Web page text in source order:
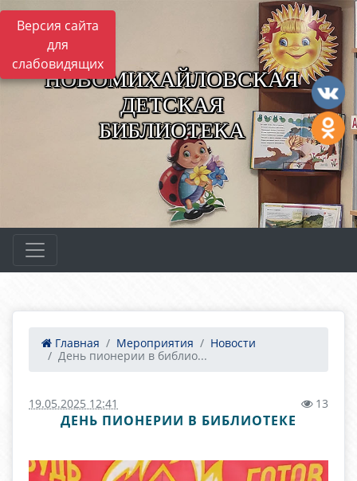
Версия сайта
для
слабовидящих
НОВОМИХАЙЛОВСКАЯ
ДЕТСКАЯ
БИБЛИОТЕКА
Главная Мероприятия
Новости
День пионерии в библио...
19.05.2025 12:41 13
ДЕНЬ ПИОНЕРИИ В БИБЛИОТЕКЕ